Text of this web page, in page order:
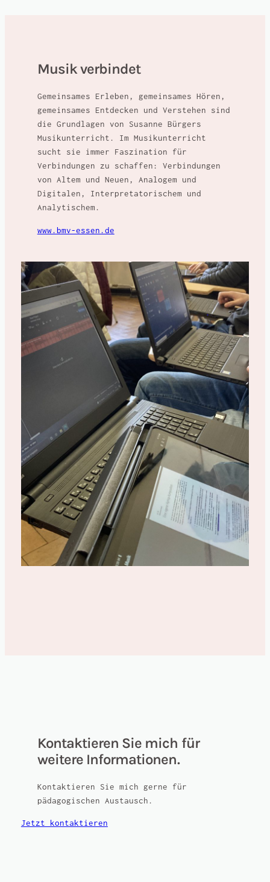
Musik verbindet
Gemeinsames Erleben, gemeinsames Hören,
gemeinsames Entdecken und Verstehen sind
die Grundlagen von Susanne Bürgers
Musikunterricht. Im Musikunterricht
sucht sie immer Faszination für
Verbindungen zu schaffen: Verbindungen
von Altem und Neuen, Analogem und
Digitalen, Interpretatorischem und
Analytischem.
www.bmv-essen.de
Kontaktieren Sie mich für
weitere Informationen.
Kontaktieren Sie mich gerne für
pädagogischen Austausch.
Jetzt kontaktieren